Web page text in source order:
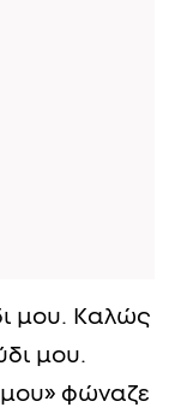
μου. Καλώς
μου.
μου» φώναζε